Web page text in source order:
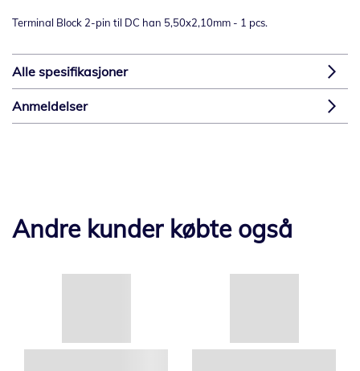
Terminal Block 2-pin til DC han 5,50x2,10mm - 1 pcs.
Alle spesifikasjoner
Anmeldelser
Andre kunder købte også